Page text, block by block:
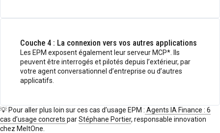
Couche 4 : La connexion vers vos autres applications
Les EPM exposent également leur serveur MCP*. Ils
peuvent être interrogés et pilotés depuis l’extérieur, par
votre agent conversationnel d’entreprise ou d’autres
applicatifs.
💡 Pour aller plus loin sur ces cas d’usage EPM : Agents IA Finance : 6
cas d’usage concrets parStéphane Portier, responsable innovation
chez MeltOne.